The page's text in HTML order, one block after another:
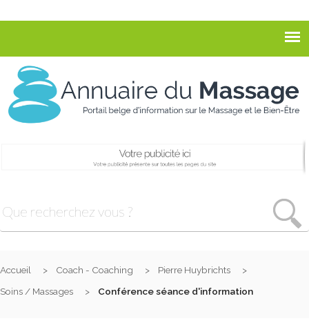
Accueil Coach - Coaching
Pierre Huybrichts
Soins / Massages
Conférence séance d'information